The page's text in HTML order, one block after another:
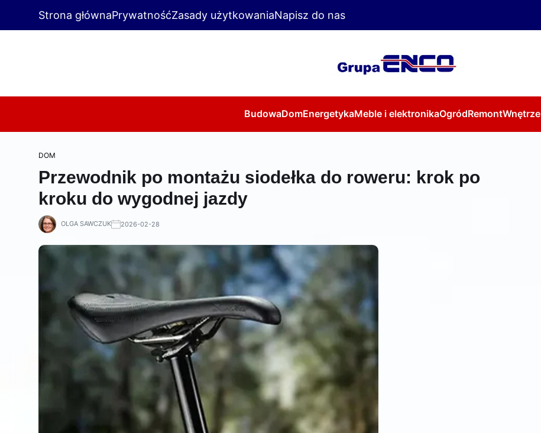
Strona głównaPrywatnośćZasady użytkowaniaNapisz do nas
BudowaDomEnergetykaMeble i elektronikaOgródRemontWnętrze
DOM
Przewodnik po montażu siodełka do roweru: krok po
kroku do wygodnej jazdy
OLGA SAWCZUK 2026-02-28